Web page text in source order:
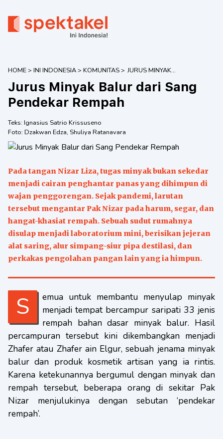
HOME> INI INDONESIA> KOMUNITAS> JURUS MINYAK
BALUR DARI
SANG PENDEKAR
Jurus Minyak Balur dari Sang
Pendekar Rempah
Teks: Ignasius Satrio Krissuseno
Foto: Dzakwan Edza, Shuliya Ratanavara
Pada tangan Nizar Liza, tugas minyak bukan sekedar
menjadi cairan penghantar panas yang dihimpun di
wajan penggorengan. Sejak pandemi, larutan
tersebut mengantar Pak Nizar pada harum, segar, dan
hangat-khasiat rempah. Sebuah sudut rumahnya
disulap menjadi laboratorium mini, berisikan jejeran
alat saring, alur simpang-siur pipa destilasi, dan
perkakas pengolahan pangan lain yang ia himpun.
Semua untuk membantu menyulap minyak
menjadi tempat bercampur saripati 33 jenis
rempah bahan dasar minyak balur. Hasil
percampuran tersebut kini dikembangkan menjadi
Zhafer atau Zhafer ain Elgur, sebuah jenama minyak
balur dan produk kosmetik artisan yang ia rintis.
Karena ketekunannya bergumul dengan minyak dan
rempah tersebut, beberapa orang di sekitar Pak
Nizar menjulukinya dengan sebutan ‘pendekar
rempah’.